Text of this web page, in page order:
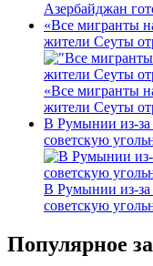
Азербайджан
«Все мигранты
жители Сеуты
«Все мигранты
жители Сеуты
В Румынии из-за
советскую
В Румынии из-за
советскую
Популярное